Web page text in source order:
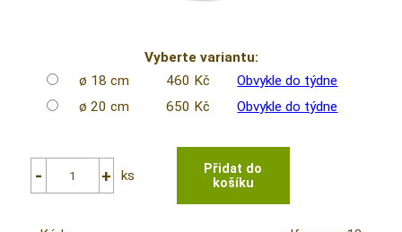
Vyberte variantu:
ø 18 cm
460 Kč
Obvykle do týdne
ø 20 cm
650 Kč Obvykle do týdne
ks